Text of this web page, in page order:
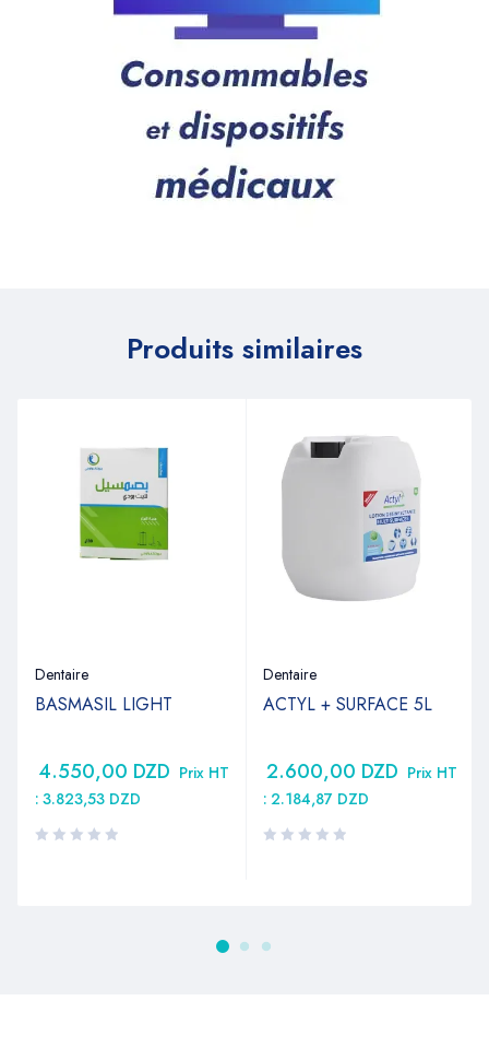
Produits similaires
Dentaire
BASMASIL LIGHT
4.550,00 DZD Prix HT
: 3.823,53 DZD
Dentaire
ACTYL + SURFACE 5L
2.600,00 DZD Prix HT
: 2.184,87 DZD